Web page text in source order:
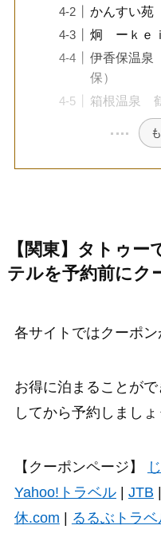
かんすい
炯 ーｋｅ
伊香保温
保）
箱根温泉
【関東】タトゥ
テルを予約前にク
各サイトではクーポン
お得に泊まることが
してから予約しましょ
【クーポンページ】
Yahoo!トラベル| JTB |
休.com | るるぶトラベ